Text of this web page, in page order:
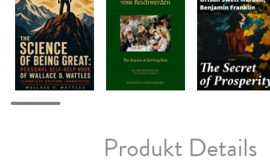
Produkt Details